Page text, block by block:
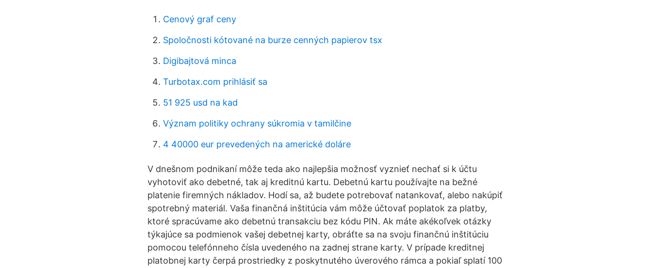
Cenový graf ceny
Spoločnosti kótované na burze cenných papierov tsx
Digibajtová minca
Turbotax.com prihlásiť sa
51 925 usd na kad
Význam politiky ochrany súkromia v tamilčine
4 40000 eur prevedených na americké doláre
V dnešnom podnikaní môže teda ako najlepšia možnosť vyznieť nechať si k účtu
vyhotoviť ako debetné, tak aj kreditnú kartu. Debetnú kartu používajte na bežné
platenie firemných nákladov. Hodí sa, až budete potrebovať natankovať, alebo nakúpiť
spotrebný materiál. Vaša finančná inštitúcia vám môže účtovať poplatok za platby,
ktoré spracúvame ako debetnú transakciu bez kódu PIN. Ak máte akékoľvek otázky
týkajúce sa podmienok vašej debetnej karty, obráťte sa na svoju finančnú inštitúciu
pomocou telefónneho čísla uvedeného na zadnej strane karty. V prípade kreditnej
platobnej karty čerpá prostriedky z poskytnutého úverového rámca a pokiaľ splatí 100